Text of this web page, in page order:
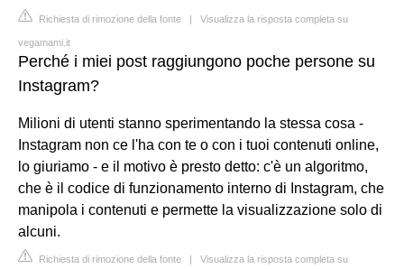
Richiesta di rimozione della fonte | Visualizza la risposta completa su
vegamami.it
Perché i miei post raggiungono poche persone su
Instagram?
Milioni di utenti stanno sperimentando la stessa cosa -
Instagram non ce l'ha con te o con i tuoi contenuti online,
lo giuriamo - e il motivo è presto detto: c'è un algoritmo,
che è il codice di funzionamento interno di Instagram, che
manipola i contenuti e permette la visualizzazione solo di
alcuni.
Richiesta di rimozione della fonte | Visualizza la risposta completa su